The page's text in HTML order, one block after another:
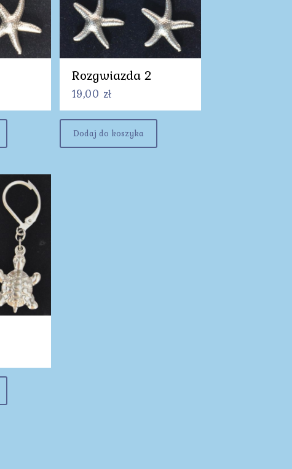
Rozgwiazda 2
19,00 zł
Dodaj do koszyka